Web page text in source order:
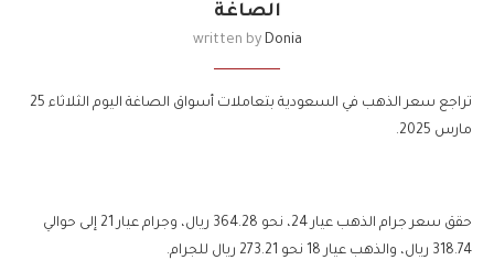
الصاغة
written by Donia
تراجع سعر الذهب في السعودية بتعاملات أسواق الصاغة اليوم الثلاثاء 25
مارس 2025.
حقق سعر جرام الذهب عيار 24، نحو 364.28 ريال، وجرام عيار 21 إلى حوالي
318.74 ريال، والذهب عيار 18 نحو 273.21 ريال للجرام.